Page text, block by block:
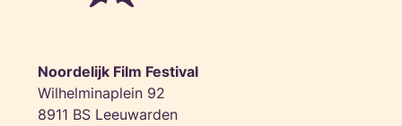
Noordelijk Film Festival
Wilhelminaplein 92
8911 BS Leeuwarden